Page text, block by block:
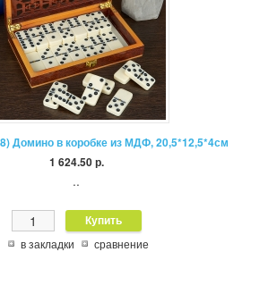
в закладки сравнение
1 624.50 р.
Домино в коробке из МДФ, 20,5*12,5*4см
..